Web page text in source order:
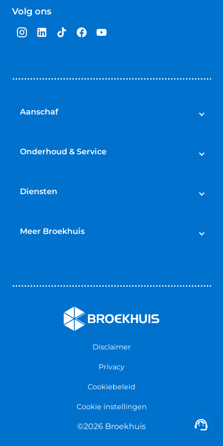
van
sterren
Volg ons
Aanschaf
Bedrijfswagens
Onderhoud & Service
APK
Diensten
Schadeherstel
Meer Broekhuis
Nieuws & Blogs
Algemene voorwaarden
Disclaimer
Privacy
Cookiebeleid
Cookie instellingen
©2026 Broekhuis